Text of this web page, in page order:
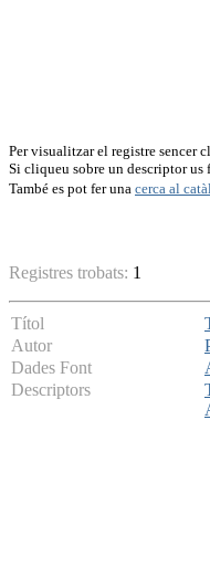
Per visualitzar el registre sencer
Si cliqueu sobre un descriptor us
També es pot fer una cerca al
Registres trobats: 1
Títol
Autor
Dades Font
Descriptors